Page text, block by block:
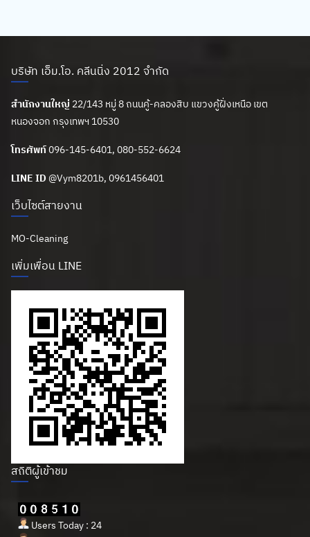
บริษัท เอ็ม.โอ. คลีนนิ่ง 2012 จำกัด
สำนักงานใหญ่ 22/143 หมู่ 8 ถนนคู้-คลองสิบ แขวงคู้ฝั่งเหนือ เขต
หนองจอก กรุงเทพฯ 10530
โทรศัพท์096-145-6401, 080-552-6624
LINE ID @Vym8201b, 0961456401
เว็บไซต์สายงาน
MO-Cleaning
เพิ่มเพื่อน LINE
สถิติผู้เข้าชม
Users Today : 24